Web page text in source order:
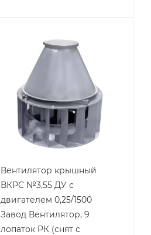
Вентилятор крышный
ВКРС №3,55 ДУ с
двигателем 0,25/1500
Завод Вентилятор, 9
лопаток РК (снят с